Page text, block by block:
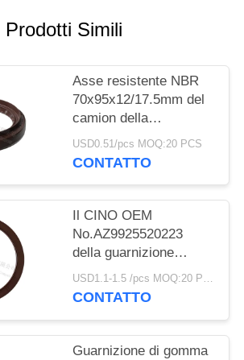
Prodotti Simili
Asse resistente NBR
70x95x12/17.5mm del
camion della
guarnizione del camion
di Dongfeng
USD0.51/pcs MOQ:20 PCS
CONTATTO
Il CINO OEM
No.AZ9925520223
della guarnizione
dell'asse dell'equilibrio
di HOWO gradua
gomma
USD1.1-1.5 /pcs MOQ:20 PCS
CONTATTO
Guarnizione di gomma